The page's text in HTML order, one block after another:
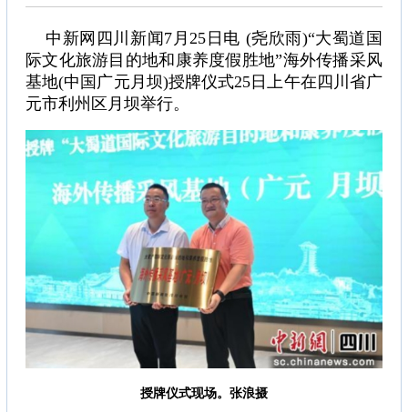
中新网四川新闻7月25日电 (尧欣雨)“大蜀道国
际文化旅游目的地和康养度假胜地”海外传播采风
基地(中国广元月坝)授牌仪式25日上午在四川省广
元市利州区月坝举行。
授牌仪式现场。张浪摄